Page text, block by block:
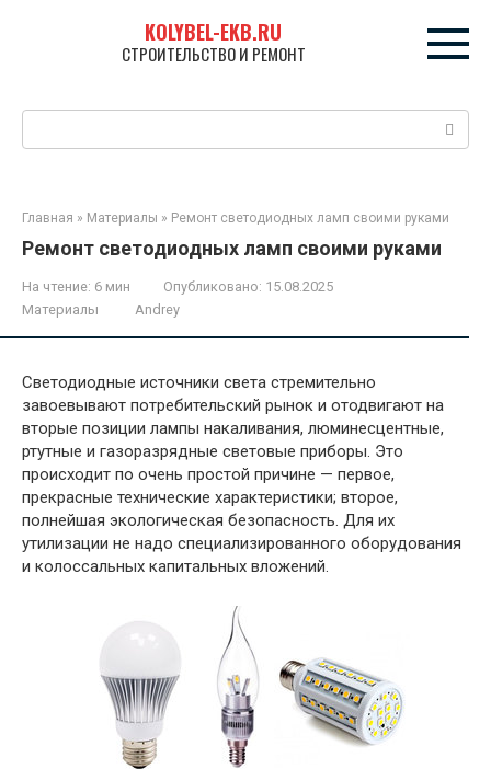
KOLYBEL-EKB.RU
СТРОИТЕЛЬСТВО И РЕМОНТ
Главная » Материалы » Ремонт светодиодных ламп своими руками
Ремонт светодиодных ламп своими руками
На чтение: 6 мин Опубликовано: 15.08.2025
Материалы
Andrey
Светодиодные источники света стремительно
завоевывают потребительский рынок и отодвигают на
вторые позиции лампы накаливания, люминесцентные,
ртутные и газоразрядные световые приборы. Это
происходит по очень простой причине — первое,
прекрасные технические характеристики; второе,
полнейшая экологическая безопасность. Для их
утилизации не надо специализированного оборудования
и колоссальных капитальных вложений.